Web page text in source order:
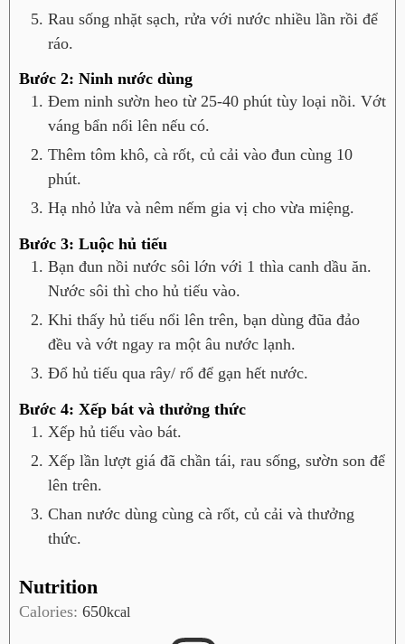
Rau sống nhặt sạch, rửa với nước nhiều lần rồi để
ráo.
Bước 2: Ninh nước dùng
Đem ninh sườn heo từ 25-40 phút tùy loại nồi. Vớt
váng bẩn nổi lên nếu có.
Thêm tôm khô, cà rốt, củ cải vào đun cùng 10
phút.
Hạ nhỏ lửa và nêm nếm gia vị cho vừa miệng.
Bước 3: Luộc hủ tiếu
Bạn đun nồi nước sôi lớn với 1 thìa canh dầu ăn.
Nước sôi thì cho hủ tiếu vào.
Khi thấy hủ tiếu nổi lên trên, bạn dùng đũa đảo
đều và vớt ngay ra một âu nước lạnh.
Đổ hủ tiếu qua rây/ rổ để gạn hết nước.
Bước 4: Xếp bát và thưởng thức
Xếp hủ tiếu vào bát.
Xếp lần lượt giá đã chần tái, rau sống, sườn son để
lên trên.
Chan nước dùng cùng cà rốt, củ cải và thưởng
thức.
Nutrition
Calories: 650kcal